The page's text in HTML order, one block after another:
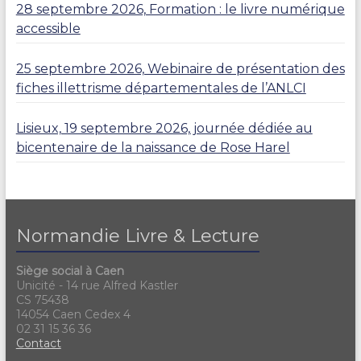
28 septembre 2026, Formation : le livre numérique
accessible
25 septembre 2026, Webinaire de présentation des
fiches illettrisme départementales de l’ANLCI
Lisieux, 19 septembre 2026, journée dédiée au
bicentenaire de la naissance de Rose Harel
Normandie Livre & Lecture
Siège social à Caen
Unicité - 14 rue Alfred Kastler
CS 75438
14054 Caen Cedex 4
02 31 15 36 36
Contact